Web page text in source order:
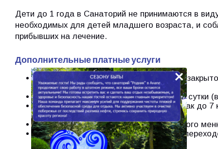
Дети до 1 года в Санаторий не принимаются в
необходимых для детей младшего возраста, и
прибывших на лечение.
Дополнительные платные услуги
Возможность парковки автомобиля на
в сутки.
Аренда сейфовой ячейки - 80 рублей в сутки
Размещение домашних живтоных (собак до 7
числе НДС).
Шведский стол (при переходе с заказного
Шведский стол для путевок МиД (при
рублей в день.
×